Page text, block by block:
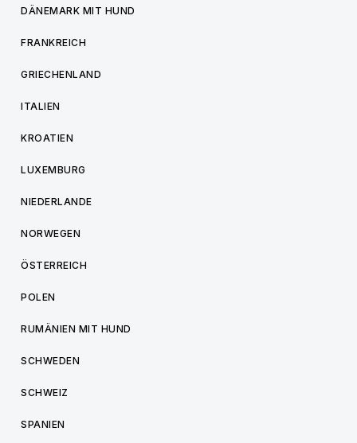
DÄNEMARK MIT HUND
FRANKREICH
GRIECHENLAND
ITALIEN
KROATIEN
LUXEMBURG
NIEDERLANDE
NORWEGEN
ÖSTERREICH
POLEN
RUMÄNIEN MIT HUND
SCHWEDEN
SCHWEIZ
SPANIEN